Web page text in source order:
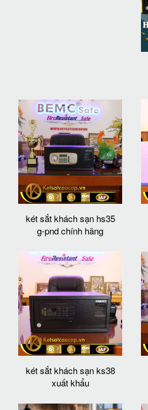
két sắt khách sạn hs35
g-pnd chính hãng
két sắt khách sạn ks38
xuất khẩu